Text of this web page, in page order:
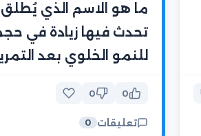
ما هو الاسم الذي يُطلق
تحدث فيها زيادة في
للنمو الخلوي بعد
0
0
تعليقات 0